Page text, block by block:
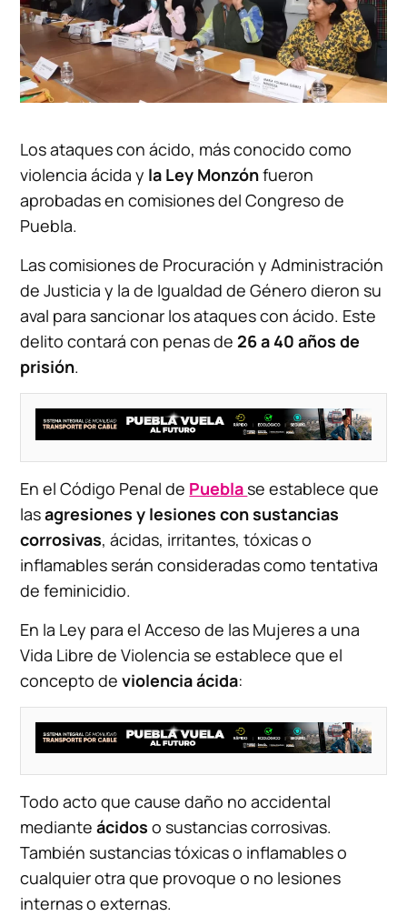
Los ataques con ácido, más conocido como
violencia ácida y la Ley Monzónfueron
aprobadas en comisiones del Congreso de
Puebla.
Las comisiones de Procuración y Administración
de Justicia y la de Igualdad de Género dieron su
aval para sancionar los ataques con ácido. Este
delito contará con penas de 26 a 40 años de
prisión.
En el Código Penal de Pueblase establece que
lasagresiones y lesiones con sustancias
corrosivas, ácidas, irritantes, tóxicas o
inflamables serán consideradas como tentativa
de feminicidio.
En la Ley para el Acceso de las Mujeres a una
Vida Libre de Violencia se establece que el
concepto deviolencia ácida:
Todo acto que cause daño no accidental
medianteácidoso sustancias corrosivas.
También sustancias tóxicas o inflamables o
cualquier otra que provoque o no lesiones
internas o externas.